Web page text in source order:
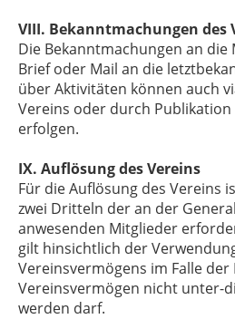
VIII. Bekanntmachungen des
Die Bekanntmachungen an
Brief oder Mail an die
über Aktivitäten können auch
Vereins oder durch
erfolgen.
IX. Auflösung des Vereins
Für die Auflösung des Vereins
zwei Dritteln der an der
anwesenden Mitglieder
gilt hinsichtlich der
Vereinsvermögens im Falle
Vereinsvermögen nicht unter-
werden darf.